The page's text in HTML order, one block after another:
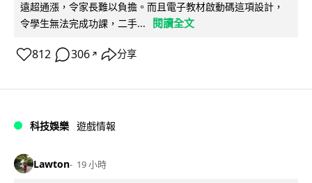
遠超通漲，令家長難以負擔。而且電子教材啟動碼這項設計，
令學生無法完成功課，二手...
閱讀全文
812 306 ↗ 分享
科技娛樂 遊戲情報
Lawton 19 小時